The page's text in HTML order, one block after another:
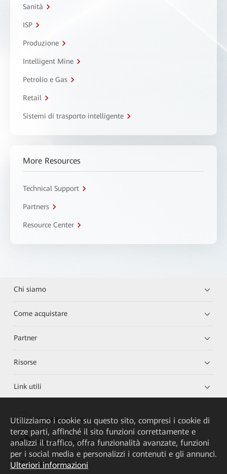
Sanità
ISP
Produzione
Intelligent Mine
Petrolio e Gas
Retail
Sistemi di trasporto intelligente
More Resources
Technical Support
Partners
Resource Center
Chi siamo
Come acquistare
Partner
Risorse
Link utili
HUAWEI eKit App
Huawei HiKnow App
HUAWEI eFly App
Utilizziamo i cookie su questo sito, compresi i cookie di
terze parti, affinché il sito funzioni correttamente e
analizzi il traffico, offra funzionalità avanzate, funzioni
per i social media e personalizzi i contenuti e gli annunci.
Ulteriori informazioni